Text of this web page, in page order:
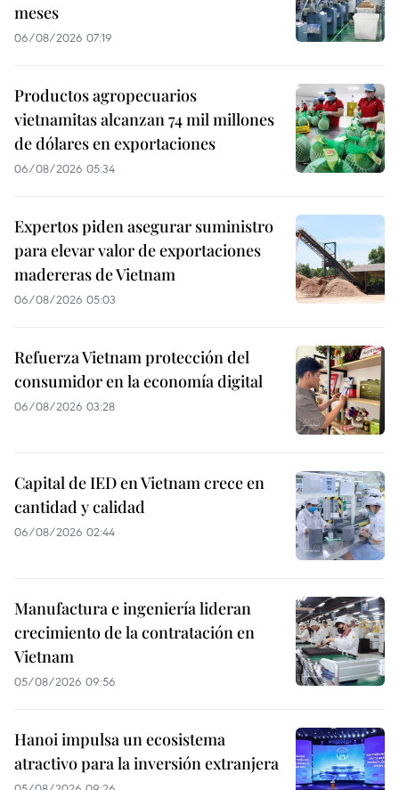
meses
06/08/2026 07:19
Productos agropecuarios
vietnamitas alcanzan 74 mil millones
de dólares en exportaciones
06/08/2026 05:34
Expertos piden asegurar suministro
para elevar valor de exportaciones
madereras de Vietnam
06/08/2026 05:03
Refuerza Vietnam protección del
consumidor en la economía digital
06/08/2026 03:28
Capital de IED en Vietnam crece en
cantidad y calidad
06/08/2026 02:44
Manufactura e ingeniería lideran
crecimiento de la contratación en
Vietnam
05/08/2026 09:56
Hanoi impulsa un ecosistema
atractivo para la inversión extranjera